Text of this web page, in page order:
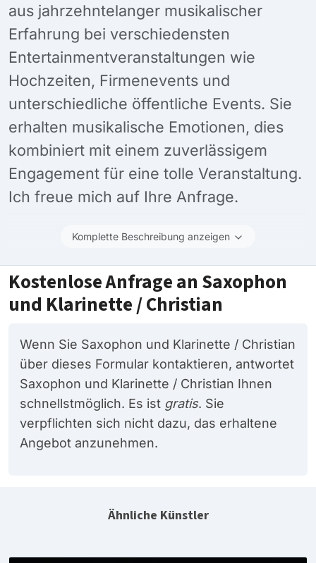
aus jahrzehntelanger musikalischer
Erfahrung bei verschiedensten
Entertainmentveranstaltungen wie
Hochzeiten, Firmenevents und
unterschiedliche öffentliche Events. Sie
erhalten musikalische Emotionen, dies
kombiniert mit einem zuverlässigem
Engagement für eine tolle Veranstaltung.
Ich freue mich auf Ihre Anfrage.
Komplette Beschreibung anzeigen
Kostenlose Anfrage an Saxophon
und Klarinette / Christian
Wenn Sie Saxophon und Klarinette / Christian
über dieses Formular kontaktieren, antwortet
Saxophon und Klarinette / Christian Ihnen
schnellstmöglich. Es ist gratis. Sie
verpflichten sich nicht dazu, das erhaltene
Angebot anzunehmen.
Ähnliche Künstler